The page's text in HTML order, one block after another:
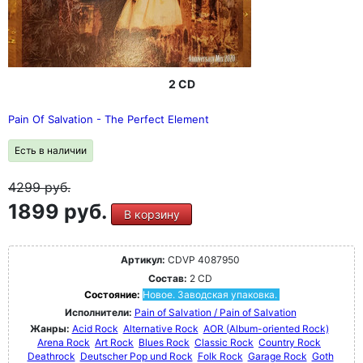
2 CD
Pain Of Salvation - The Perfect Element
Есть в наличии
4299руб.
1899 руб. В корзину
Артикул: CDVP 4087950
Состав: 2 CD
Состояние: Новое. Заводская упаковка.
Исполнители: Pain of Salvation / Pain of Salvation
Жанры: Acid Rock Alternative Rock AOR (Album-oriented Rock)
Arena Rock Art Rock Blues Rock Classic Rock Country Rock
Deathrock Deutscher Pop und Rock Folk Rock Garage Rock Goth